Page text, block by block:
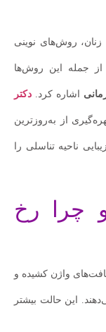
زنان، روش‌های نوینی
جمله این روش‌ها
اشاره کرد. دکتر
از به‌روزترین
ناحیه تناسلی را
چرا رخ
واژن کشیده و
این حالت بیشتر